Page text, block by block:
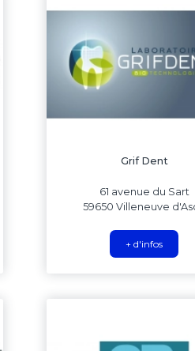
Grif Dent
61 avenue du Sart
59650 Villeneuve
+ d'infos